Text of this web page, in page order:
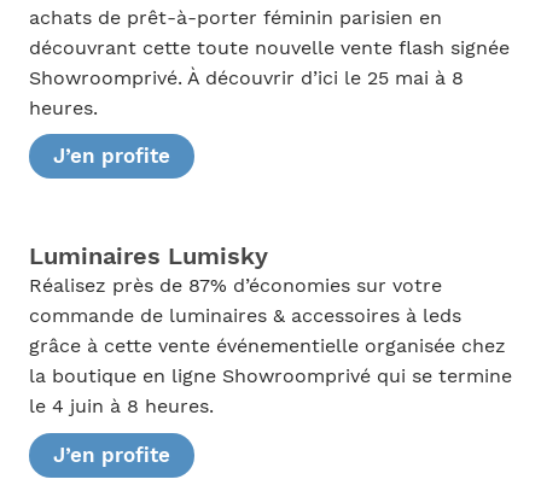
achats de prêt-à-porter féminin parisien en
découvrant cette toute nouvelle vente flash signée
Showroomprivé. À découvrir d’ici le 25 mai à 8
heures.
J’en profite
Luminaires Lumisky
Réalisez près de 87% d’économies sur votre
commande de luminaires & accessoires à leds
grâce à cette vente événementielle organisée chez
la boutique en ligne Showroomprivé qui se termine
le 4 juin à 8 heures.
J’en profite